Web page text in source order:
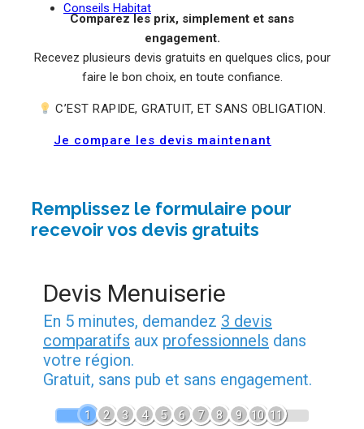
Conseils Habitat
Comparez les prix, simplement et sans
engagement.
Recevez plusieurs devis gratuits en quelques clics, pour
faire le bon choix, en toute confiance.
C’EST RAPIDE, GRATUIT, ET SANS OBLIGATION.
Je compare les devis maintenant
Remplissez le formulaire pour
recevoir vos devis gratuits
Devis Menuiserie
En 5 minutes, demandez 3 devis
comparatifs aux professionnels dans
votre région.
Gratuit, sans pub et sans engagement.
1 2 3 4 5 6 7 8 9 10 11